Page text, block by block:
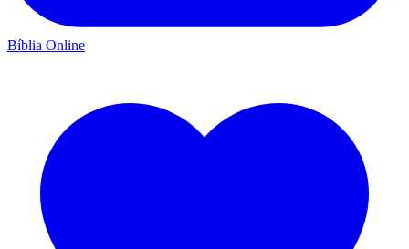
Bíblia Online